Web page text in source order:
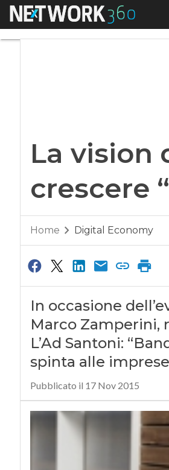
Menu
La vision
crescere
Home Digital Economy
In occasione
Marco Zamperini,
L’Ad Santoni:
spinta alle
Pubblicato il 17 Nov 2015